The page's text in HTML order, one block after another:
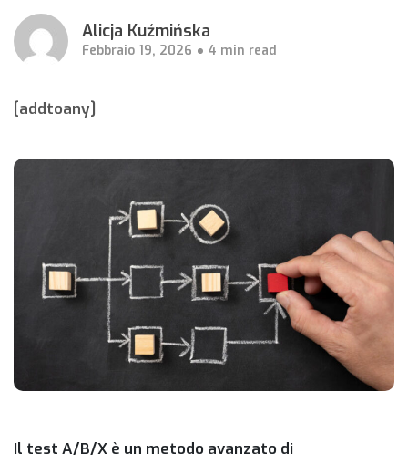
Alicja Kuźmińska
Febbraio 19, 2026 4 min read
[addtoany]
Il test A/B/X è un metodo avanzato di